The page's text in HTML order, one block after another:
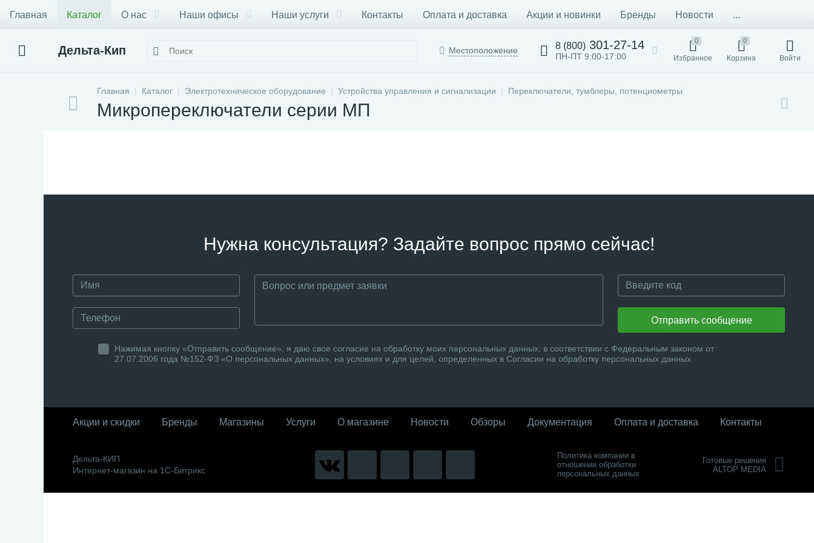
Главная Каталог О нас Наши офисы Наши услуги Контакты Оплата и доставка Акции и новинки Бренды Новости ...
Дельта-Кип Местоположение 8 (800) 301-27-14
ПН-ПТ 9:00-17:00
0
Избранное
0
Корзина Войти
Главная Каталог Электротехническое оборудование Устройства управления и сигнализации Переключатели, тумблеры, потенциометры
Микропереключатели серии МП
Нужна консультация? Задайте вопрос прямо сейчас!
Отправить сообщение
Нажимая кнопку «Отправить сообщение», я даю свое согласие на обработку моих персональных данных, в соответствии с Федеральным законом от
27.07.2006 года №152-ФЗ «О персональных данных», на условиях и для целей, определенных в Согласии на обработку персональных данных
Акции и скидки Бренды Магазины Услуги О магазине Новости Обзоры Документация Оплата и доставка Контакты
Дельта-КИП
Интернет-магазин на 1С-Битрикс
Политика компании в
отношении обработки
персональных данных
Готовые решения
ALTOP MEDIA